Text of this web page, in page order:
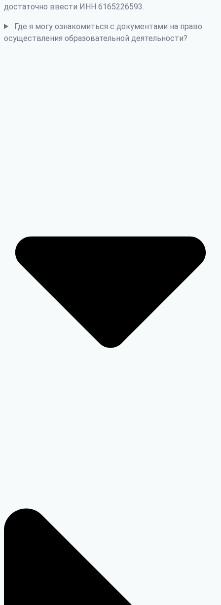
достаточно ввести ИНН 6165226593.
Где я могу ознакомиться с документами на право
осуществления образовательной деятельности?